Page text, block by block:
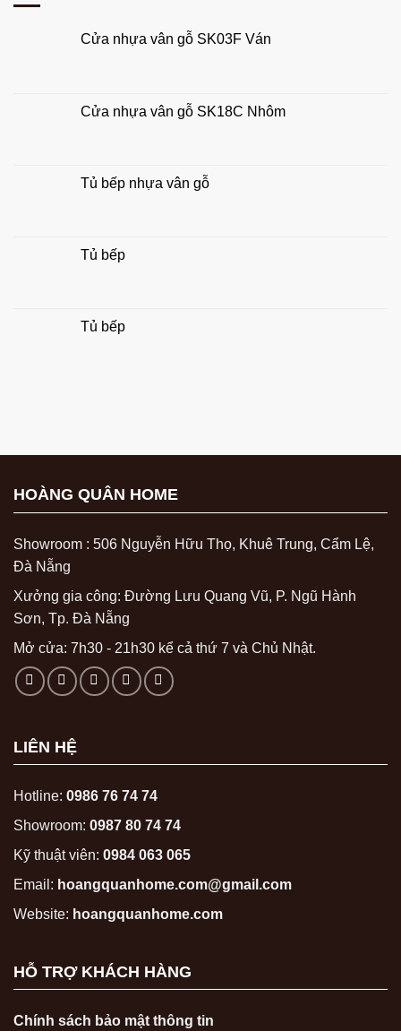
lộc
chuẩn
thủy
gia
Cửa nhựa vân gỗ SK03F Ván
Cửa nhựa vân gỗ SK18C Nhôm
Tủ bếp nhựa vân gỗ
Tủ bếp
Tủ bếp
HOÀNG QUÂN HOME
Showroom : 506 Nguyễn Hữu Thọ, Khuê Trung, Cẩm Lệ,
Đà Nẵng
Xưởng gia công: Đường Lưu Quang Vũ, P. Ngũ Hành
Sơn, Tp. Đà Nẵng
Mở cửa: 7h30 - 21h30 kể cả thứ 7 và Chủ Nhật.
LIÊN HỆ
Hotline: 0986 76 74 74
Showroom: 0987 80 74 74
Kỹ thuật viên: 0984 063 065
Email: hoangquanhome.com@gmail.com
Website: hoangquanhome.com
HỖ TRỢ KHÁCH HÀNG
Chính sách bảo mật thông tin